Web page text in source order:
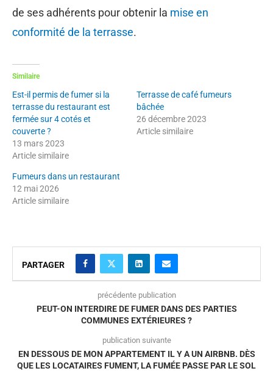
de ses adhérents pour obtenir la mise en
conformité de la terrasse.
Similaire
Est-il permis de fumer si la
terrasse du restaurant est
fermée sur 4 cotés et
couverte ?
13 mars 2023
Article similaire
Terrasse de café fumeurs
bâchée
26 décembre 2023
Article similaire
Fumeurs dans un restaurant
12 mai 2026
Article similaire
PARTAGER
précédente publication
PEUT-ON INTERDIRE DE FUMER DANS DES PARTIES
COMMUNES EXTÉRIEURES ?
publication suivante
EN DESSOUS DE MON APPARTEMENT IL Y A UN AIRBNB. DÈS
QUE LES LOCATAIRES FUMENT, LA FUMÉE PASSE PAR LE SOL